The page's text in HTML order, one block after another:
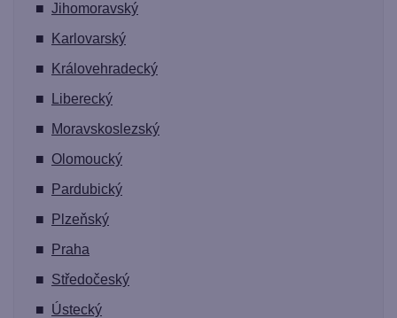
■ Jihomoravský
■
Karlovarský
■
Královehradecký
■
Liberecký
■
Moravskoslezský
■ Olomoucký
■
Pardubický
■
Plzeňský
■
Praha
■ Středočeský
■ Ústecký